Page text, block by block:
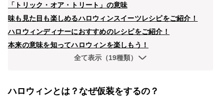
「トリック・オア・トリート」の意味
味も見た目も楽しめるハロウィンスイーツレシピをご紹介！
ハロウィンディナーにおすすめのレシピをご紹介！
本来の意味を知ってハロウィンを楽しもう！
全て表示（19種類）
ハロウィンとは？なぜ仮装をするの？